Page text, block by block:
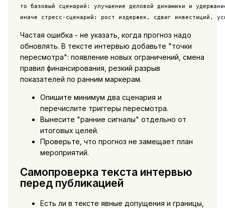
то базовый сценарий: улучшение деловой динамики и
иначе стресс-сценарий: рост издержек, сдвиг инвестиций,
Частая ошибка - не указать, когда прогноз надо
обновлять. В тексте интервью добавьте "точки
пересмотра": появление новых ограничений, смена
правил финансирования, резкий разрыв
показателей по ранним маркерам.
Опишите минимум два сценария и
перечислите триггеры пересмотра.
Вынесите "ранние сигналы" отдельно от
итоговых целей.
Проверьте, что прогноз не замещает план
мероприятий.
Самопроверка текста интервью
перед публикацией
Есть ли в тексте явные допущения и границы,